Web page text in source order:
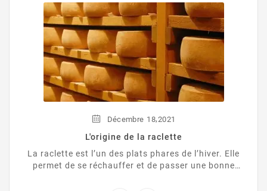
Décembre 18,2021
L'origine de la raclette
La raclette est l’un des plats phares de l’hiver. Elle
permet de se réchauffer et de passer une bonne